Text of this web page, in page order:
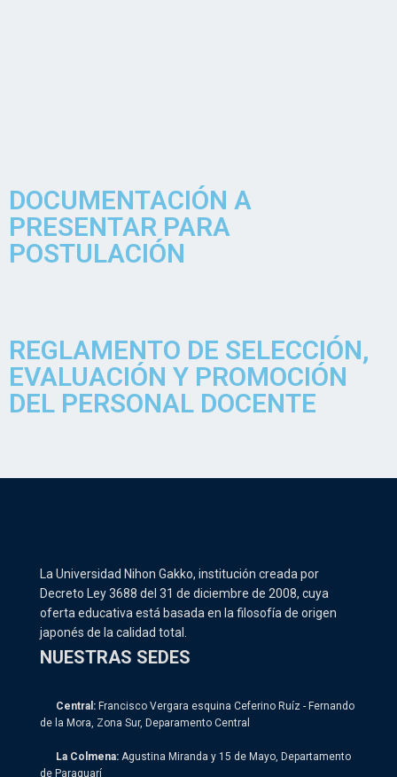
DOCUMENTACIÓN A
PRESENTAR PARA
POSTULACIÓN
REGLAMENTO DE SELECCIÓN,
EVALUACIÓN Y PROMOCIÓN
DEL PERSONAL DOCENTE
La Universidad Nihon Gakko, institución creada por
Decreto Ley 3688 del 31 de diciembre de 2008, cuya
oferta educativa está basada en la filosofía de origen
japonés de la calidad total.
NUESTRAS SEDES
Central: Francisco Vergara esquina Ceferino Ruíz - Fernando
de la Mora, Zona Sur, Deparamento Central
La Colmena: Agustina Miranda y 15 de Mayo, Departamento
de Paraguarí